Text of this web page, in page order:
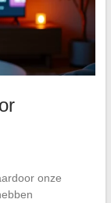
onze